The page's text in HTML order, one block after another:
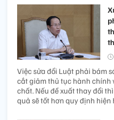
Việc sửa đổi Luật phải bám
cắt giảm thủ tục hành
chất. Nếu đề xuất thay đổi
quả sẽ tốt hơn quy định hiện